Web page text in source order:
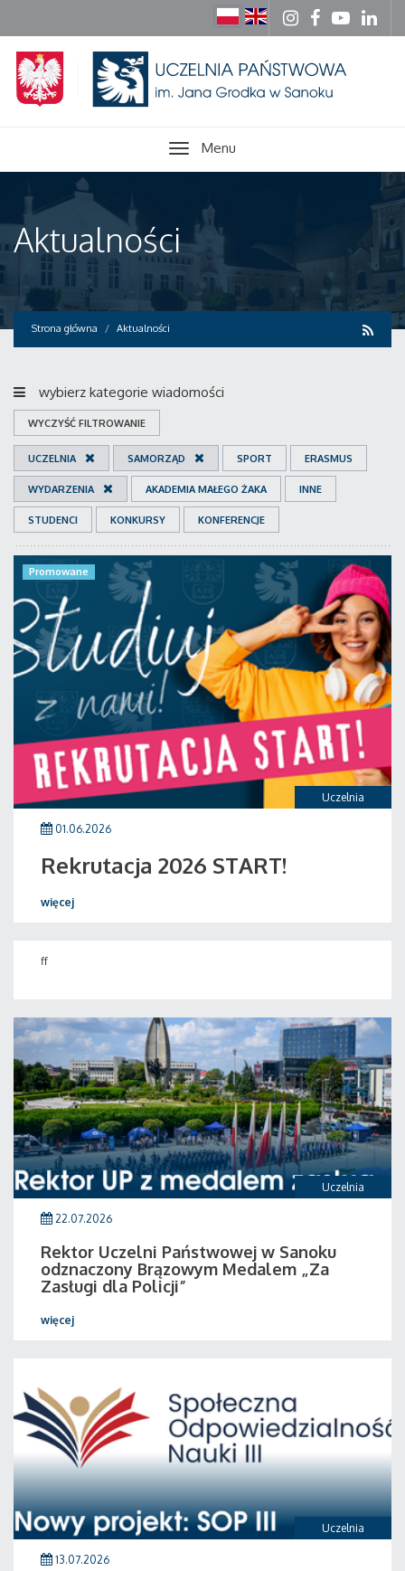
Menu
Aktualności
Strona główna Aktualności
wybierz kategorie wiadomości
WYCZYŚĆ FILTROWANIE
UCZELNIA SAMORZĄD SPORT ERASMUS
WYDARZENIA AKADEMIA MAŁEGO ŻAKA INNE
STUDENCI KONKURSY KONFERENCJE
Uczelnia
Promowane
01.06.2026
Rekrutacja 2026 START!
więcej
ff
Uczelnia
22.07.2026
Rektor Uczelni Państwowej w Sanoku
odznaczony Brązowym Medalem „Za
Zasługi dla Policji”
więcej
Uczelnia
13.07.2026